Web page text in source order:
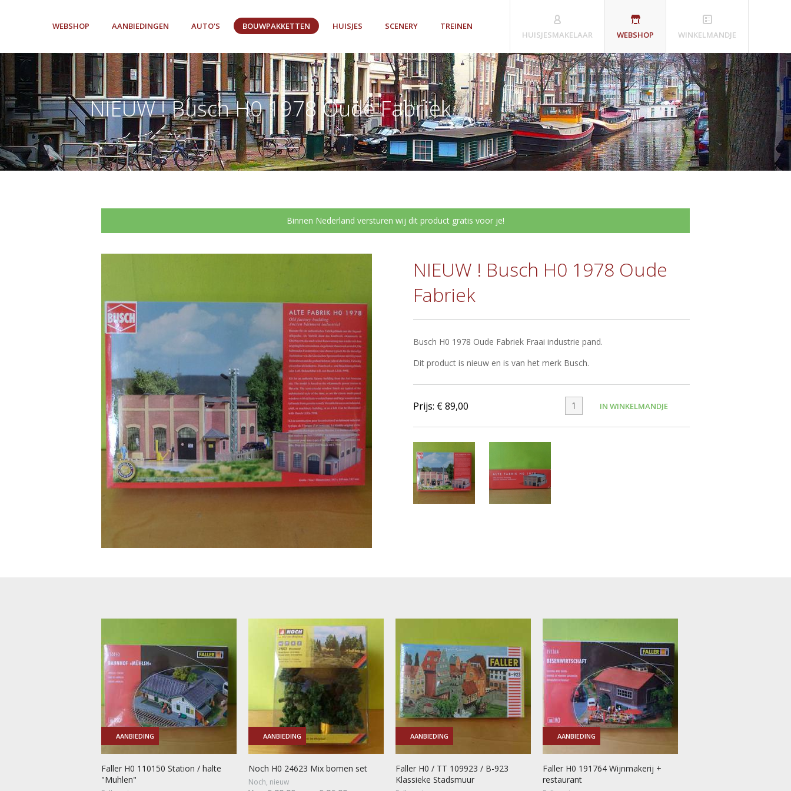
WEBSHOP AANBIEDINGEN AUTO'S BOUWPAKKETTEN HUISJES SCENERY
TREINEN
HUISJESMAKELAAR
WEBSHOP WINKELMANDJE
NIEUW ! Busch H0 1978 Oude Fabriek
Binnen Nederland versturen wij dit product gratis voor je!
NIEUW ! Busch H0 1978 Oude
Fabriek
Busch H0 1978 Oude Fabriek Fraai industrie pand.
Dit product is nieuw en is van het merk Busch.
Prijs: €89,00 IN WINKELMANDJE
AANBIEDING
Faller H0 110150 Station / halte
"Muhlen"
AANBIEDING
Noch H0 24623 Mix bomen set
Noch, nieuw
AANBIEDING
Faller H0 / TT 109923 / B-923
Klassieke Stadsmuur
AANBIEDING
Faller H0 191764 Wijnmakerij +
restaurant